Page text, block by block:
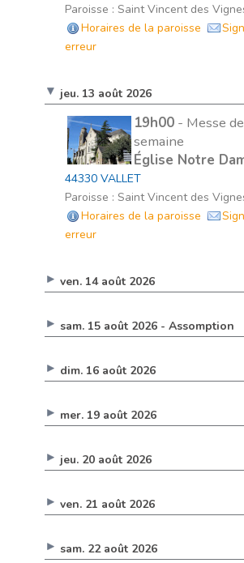
Paroisse : Saint Vincent des
Horaires de la paroisse
erreur
jeu. 13 août 2026
19h00- Messe de
semaine
Église Notre
44330 VALLET
Paroisse : Saint Vincent des
Horaires de la paroisse
erreur
ven. 14 août 2026
sam. 15 août 2026 - Assomption
dim. 16 août 2026
mer. 19 août 2026
jeu. 20 août 2026
ven. 21 août 2026
sam. 22 août 2026